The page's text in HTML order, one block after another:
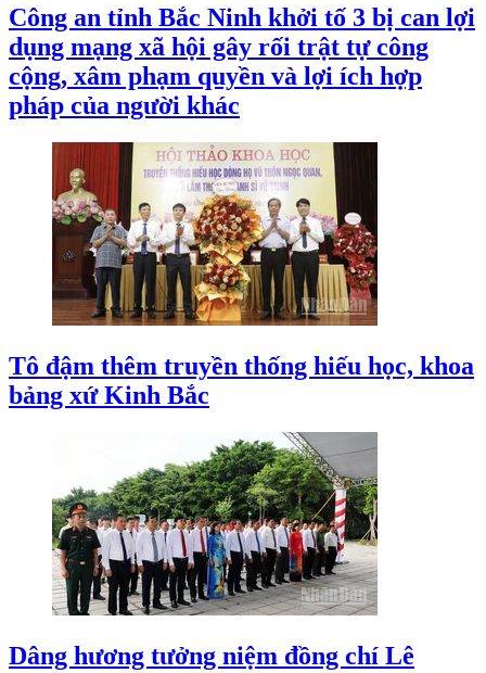
Công an tỉnh Bắc Ninh khởi tố 3 bị can lợi
dụng mạng xã hội gây rối trật tự công
cộng, xâm phạm quyền và lợi ích hợp
pháp của người khác
Tô đậm thêm truyền thống hiếu học, khoa
bảng xứ Kinh Bắc
Dâng hương tưởng niệm đồng chí Lê